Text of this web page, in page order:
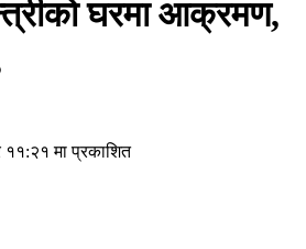
घरमा आक्रमण,
मा प्रकाशित